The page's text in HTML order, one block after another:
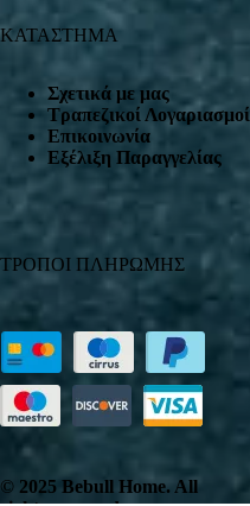
ΚΑΤΑΣΤΗΜΑ
Σχετικά με μας
Τραπεζικοί Λογαριασμοί
Επικοινωνία
Εξέλιξη Παραγγελίας
ΤΡΟΠΟΙ ΠΛΗΡΩΜΗΣ
© 2025 Bebull Home. All